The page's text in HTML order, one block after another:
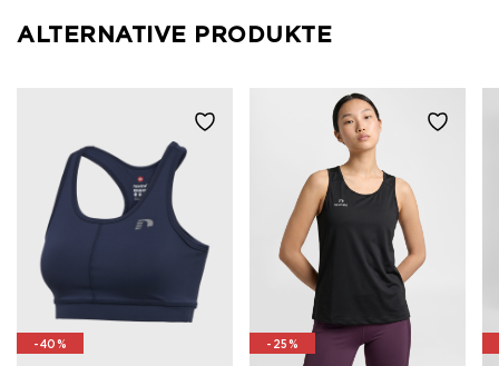
ALTERNATIVE PRODUKTE
-40% -25%